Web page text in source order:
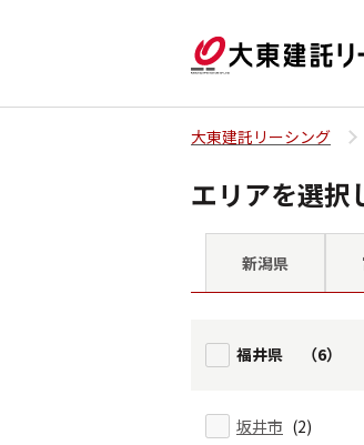
大東建託リーシング
エリアを選択
新潟県
福井県 （6）
坂井市 (2)